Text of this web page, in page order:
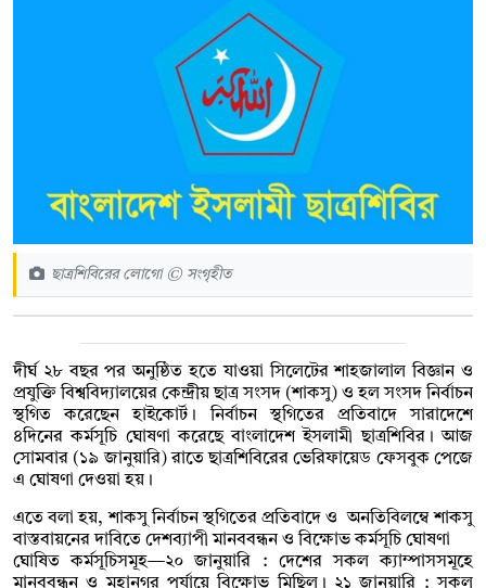
ছাত্রশিবিরের লোগো © সংগৃহীত
দীর্ঘ ২৮ বছর পর অনুষ্ঠিত হতে যাওয়া সিলেটের শাহজালাল বিজ্ঞান ও
প্রযুক্তি বিশ্ববিদ্যালয়ের কেন্দ্রীয় ছাত্র সংসদ (শাকসু) ও হল সংসদ নির্বাচন
স্থগিত করেছেন হাইকোর্ট। নির্বাচন স্থগিতের প্রতিবাদে সারাদেশে
৪দিনের কর্মসূচি ঘোষণা করেছে বাংলাদেশ ইসলামী ছাত্রশিবির। আজ
সোমবার (১৯ জানুয়ারি) রাতে ছাত্রশিবিরের ভেরিফায়েড ফেসবুক পেজে
এ ঘোষণা দেওয়া হয়।
এতে বলা হয়, শাকসু নির্বাচন স্থগিতের প্রতিবাদে ও অনতিবিলম্বে শাকসু
বাস্তবায়নের দাবিতে দেশব্যাপী মানববন্ধন ও বিক্ষোভ কর্মসূচি ঘোষণা
ঘোষিত কর্মসূচিসমূহ—২০ জানুয়ারি : দেশের সকল ক্যাম্পাসসমূহে
মানববন্ধন ও মহানগর পর্যায়ে বিক্ষোভ মিছিল। ২১ জানুয়ারি : সকল